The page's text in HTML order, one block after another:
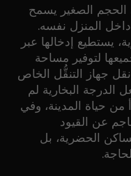
الحجم الصغير يسمح
داخل المنزل نفسه.
يستطيع إدخالها عبر
لتوفير مساحة
جهاز التنقُّل الخاص
الدرجة البخارية لم
من حياة المدينة، وفي
عن القيود
الحضرية، بل